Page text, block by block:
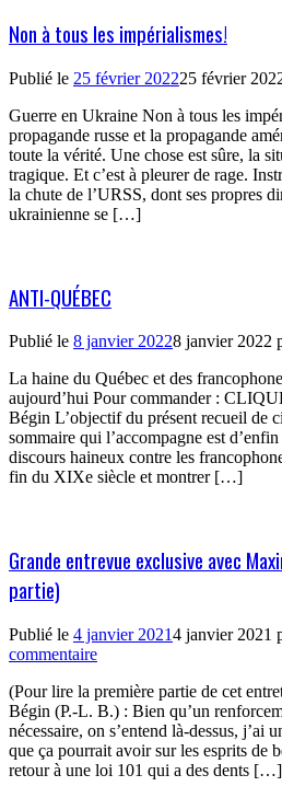
Non à tous les impérialismes!
Publié le 25 février 202225 février
Guerre en Ukraine Non à tous les
propagande russe et la propagande
toute la vérité. Une chose est sûre, la
tragique. Et c’est à pleurer de rage.
la chute de l’URSS, dont ses propres
ukrainienne se […]
ANTI-QUÉBEC
Publié le 8 janvier 20228 janvier 2022
La haine du Québec et des
aujourd’hui Pour commander :
Bégin L’objectif du présent recueil de
sommaire qui l’accompagne est
discours haineux contre les
fin du XIXe siècle et montrer […]
Grande entrevue exclusive avec
partie)
Publié le 4 janvier 20214 janvier 2021
commentaire
(Pour lire la première partie de cet
Bégin (P.-L. B.) : Bien qu’un
nécessaire, on s’entend là-dessus, j’ai
que ça pourrait avoir sur les esprits de
retour à une loi 101 qui a des dents […]